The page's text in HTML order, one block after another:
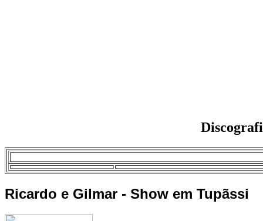
Ricardo e Gilmar - Show em Tupãssi